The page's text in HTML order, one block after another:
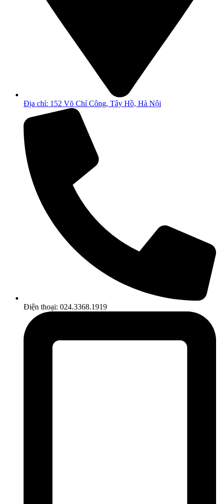
Địa chỉ: 152 Võ Chí Công, Tây Hồ, Hà Nội
Điện thoại: 024.3368.1919